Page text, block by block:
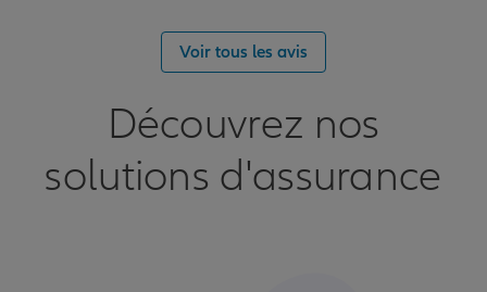
Voir tous les avis
Découvrez nos
solutions d'assurance